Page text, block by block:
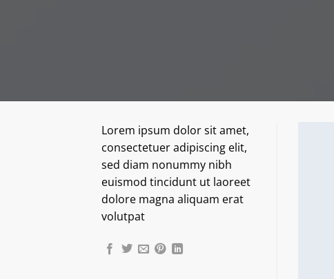
Lorem ipsum dolor sit amet,
consectetuer adipiscing elit,
sed diam nonummy nibh
euismod tincidunt ut laoreet
dolore magna aliquam erat
volutpat